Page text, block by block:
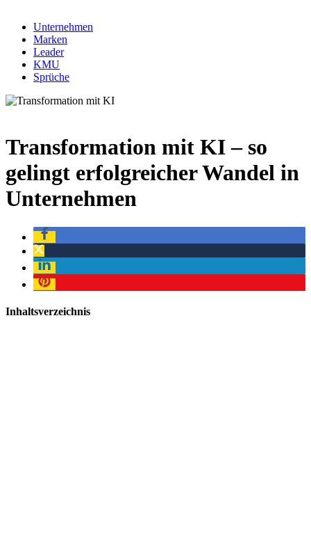
Unternehmen
Marken
Leader
KMU
Sprüche
Transformation mit KI – so
gelingt erfolgreicher Wandel in
Unternehmen
Inhaltsverzeichnis